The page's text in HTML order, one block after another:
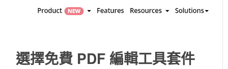
選擇免費 PDF 編輯工具套件